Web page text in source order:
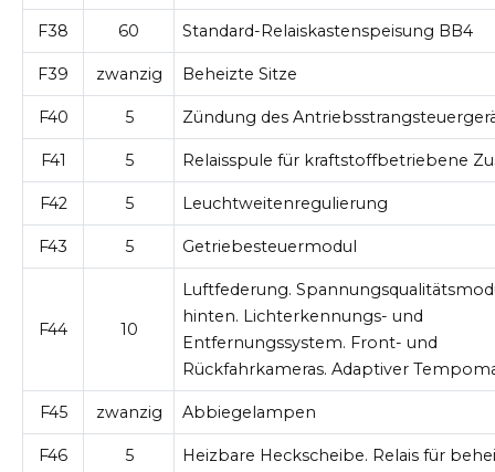
F38 60 Standard-Relaiskastenspeisung BB4
F39 zwanzig Beheizte Sitze
F40 5 Zündung des
F41 5 Relaisspule für kraftstoffbetriebene
F42 5 Leuchtweitenregulierung
F43 5 Getriebesteuermodul
F44 10
Luftfederung.
hinten. Lichterkennungs- und
Entfernungssystem. Front- und
Rückfahrkameras. Adaptiver
F45 zwanzig Abbiegelampen
F46 5 Heizbare Heckscheibe. Relais für